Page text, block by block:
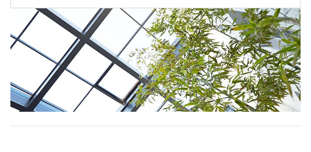
Ehrenamt ▼
Einsamkeit
Kontakt